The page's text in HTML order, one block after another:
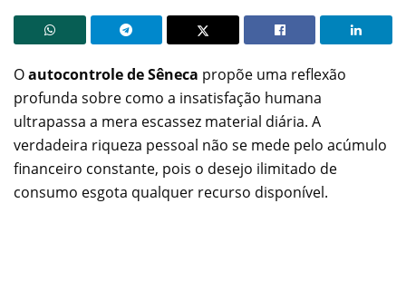
Oautocontrole de Sêneca propõe uma reflexão
profunda sobre como a insatisfação humana
ultrapassa a mera escassez material diária. A
verdadeira riqueza pessoal não se mede pelo acúmulo
financeiro constante, pois o desejo ilimitado de
consumo esgota qualquer recurso disponível.